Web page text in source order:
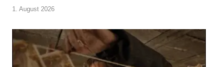
1. August 2026